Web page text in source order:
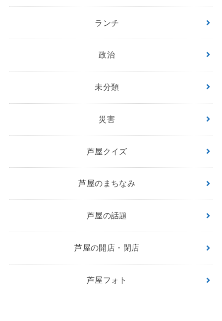
ランチ
政治
未分類
災害
芦屋クイズ
芦屋のまちなみ
芦屋の話題
芦屋の開店・閉店
芦屋フォト